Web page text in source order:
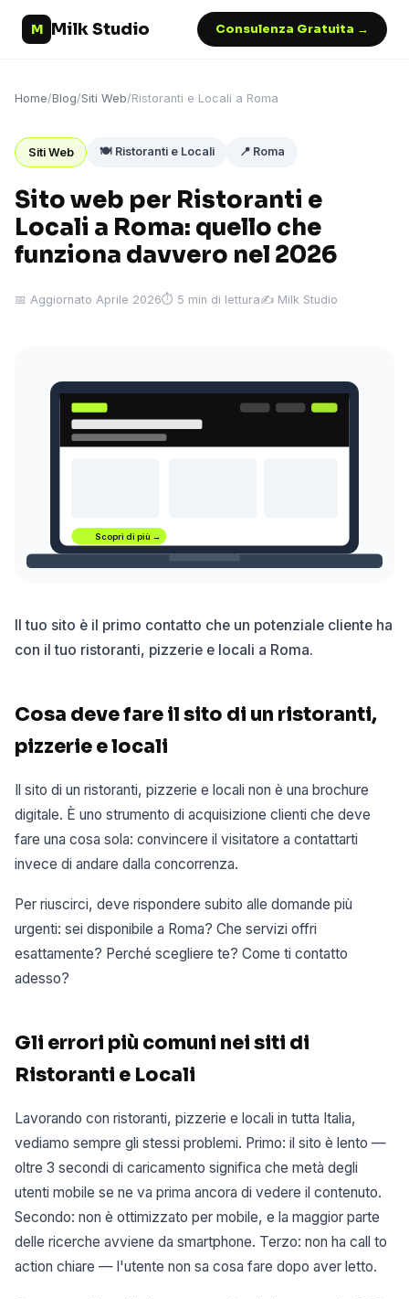
M Milk Studio Consulenza Gratuita →
Home/Blog/Siti Web/Ristoranti e Locali a Roma
Siti Web 🍽️ Ristoranti e Locali 📍 Roma
Sito web per Ristoranti e
Locali a Roma: quello che
funziona davvero nel 2026
📅 Aggiornato Aprile 2026⏱ 5 min di lettura✍️ Milk Studio
Scopri di più →
Il tuo sito è il primo contatto che un potenziale cliente ha
con il tuo ristoranti, pizzerie e locali a Roma.
Cosa deve fare il sito di un ristoranti,
pizzerie e locali
Il sito di un ristoranti, pizzerie e locali non è una brochure
digitale. È uno strumento di acquisizione clienti che deve
fare una cosa sola: convincere il visitatore a contattarti
invece di andare dalla concorrenza.
Per riuscirci, deve rispondere subito alle domande più
urgenti: sei disponibile a Roma? Che servizi offri
esattamente? Perché scegliere te? Come ti contatto
adesso?
Gli errori più comuni nei siti di
Ristoranti e Locali
Lavorando con ristoranti, pizzerie e locali in tutta Italia,
vediamo sempre gli stessi problemi. Primo: il sito è lento —
oltre 3 secondi di caricamento significa che metà degli
utenti mobile se ne va prima ancora di vedere il contenuto.
Secondo: non è ottimizzato per mobile, e la maggior parte
delle ricerche avviene da smartphone. Terzo: non ha call to
action chiare — l'utente non sa cosa fare dopo aver letto.